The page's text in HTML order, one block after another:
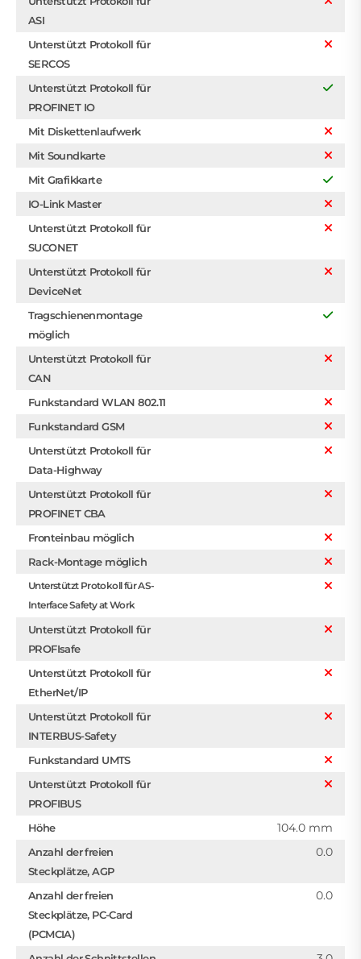
ASI
Unterstützt Protokoll für
SERCOS
Unterstützt Protokoll für
PROFINET IO
Mit Diskettenlaufwerk
Mit Soundkarte
Mit Grafikkarte
IO-Link Master
Unterstützt Protokoll für
SUCONET
Unterstützt Protokoll für
DeviceNet
Tragschienenmontage
möglich
Unterstützt Protokoll für
CAN
Funkstandard WLAN 802.11
Funkstandard GSM
Unterstützt Protokoll für
Data-Highway
Unterstützt Protokoll für
PROFINET CBA
Fronteinbau möglich
Rack-Montage möglich
Unterstützt Protokoll für AS-
Interface Safety at Work
Unterstützt Protokoll für
PROFIsafe
Unterstützt Protokoll für
EtherNet/IP
Unterstützt Protokoll für
INTERBUS-Safety
Funkstandard UMTS
Unterstützt Protokoll für
PROFIBUS
Höhe
104.0 mm
Anzahl der freien
Steckplätze, AGP
0.0
Anzahl der freien
Steckplätze, PC-Card
(PCMCIA)
0.0